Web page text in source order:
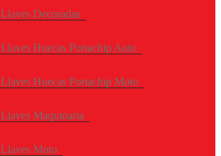
Llaves Decoradas
Llaves Huecas Portachip Auto
Llaves Huecas Portachip Moto
Llaves Maquinaria
Llaves Moto